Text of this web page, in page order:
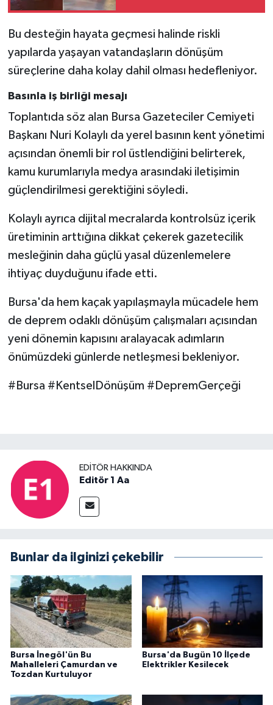
Bu desteğin hayata geçmesi halinde riskli
yapılarda yaşayan vatandaşların dönüşüm
süreçlerine daha kolay dahil olması hedefleniyor.
Basınla iş birliği mesajı
Toplantıda söz alan Bursa Gazeteciler Cemiyeti
Başkanı Nuri Kolaylı da yerel basının kent yönetimi
açısından önemli bir rol üstlendiğini belirterek,
kamu kurumlarıyla medya arasındaki iletişimin
güçlendirilmesi gerektiğini söyledi.
Kolaylı ayrıca dijital mecralarda kontrolsüz içerik
üretiminin arttığına dikkat çekerek gazetecilik
mesleğinin daha güçlü yasal düzenlemelere
ihtiyaç duyduğunu ifade etti.
Bursa'da hem kaçak yapılaşmayla mücadele hem
de deprem odaklı dönüşüm çalışmaları açısından
yeni dönemin kapısını aralayacak adımların
önümüzdeki günlerde netleşmesi bekleniyor.
#Bursa #KentselDönüşüm #DepremGerçeği
EDITÖR HAKKINDA
Editör 1 Aa
Bunlar da ilginizi çekebilir
Bursa İnegöl'ün Bu
Mahalleleri Çamurdan ve
Tozdan Kurtuluyor
Bursa'da Bugün 10 İlçede
Elektrikler Kesilecek